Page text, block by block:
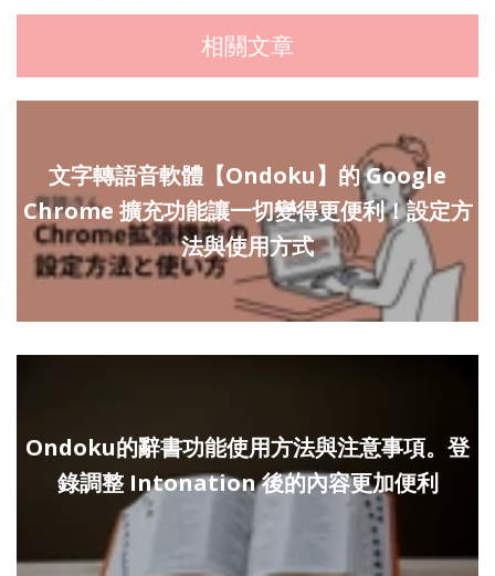
相關文章
文字轉語音軟體【Ondoku】的 Google
Chrome 擴充功能讓一切變得更便利！設定方
法與使用方式
Ondoku的辭書功能使用方法與注意事項。登
錄調整 Intonation 後的內容更加便利